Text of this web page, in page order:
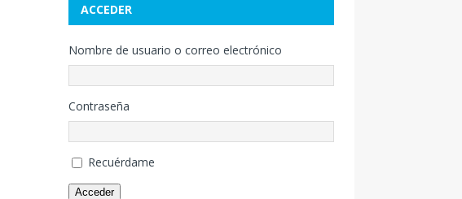
ACCEDER
Nombre de usuario o correo electrónico
Contraseña
Recuérdame
Acceder